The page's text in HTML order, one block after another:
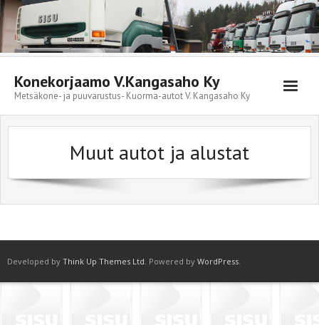
Skip
to
content
Konekorjaamo V.Kangasaho Ky
Metsäkone- ja puuvarustus- Kuorma-autot V. Kangasaho Ky
Muut autot ja alustat
Developed by Think Up Themes Ltd. Powered by WordPress.